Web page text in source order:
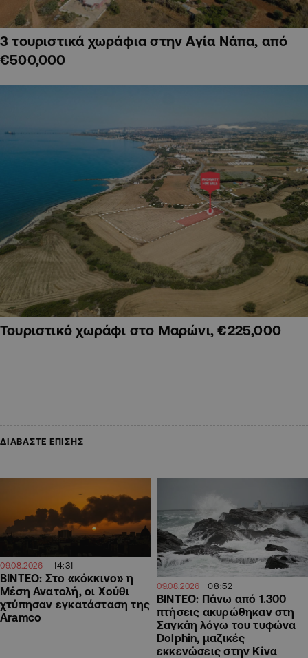
3 τουριστικά χωράφια στην Αγία Νάπα, από
€500,000
Τουριστικό χωράφι στο Μαρώνι, €225,000
ΔΙΑΒΑΣΤΕ ΕΠΙΣΗΣ
09.08.2026 14:31
ΒΙΝΤΕΟ: Στο «κόκκινο» η
Μέση Ανατολή, οι Χούθι
χτύπησαν εγκατάσταση της
Aramco
09.08.2026 08:52
ΒΙΝΤΕΟ: Πάνω από 1.300
πτήσεις ακυρώθηκαν στη
Σαγκάη λόγω του τυφώνα
Dolphin, μαζικές
εκκενώσεις στην Κίνα